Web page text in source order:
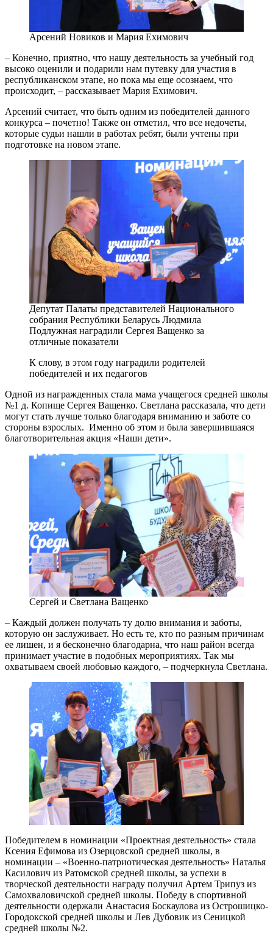
Арсений Новиков и Мария Ехимович
– Конечно, приятно, что нашу деятельность за учебный год
высоко оценили и подарили нам путевку для участия в
республиканском этапе, но пока мы еще осознаем, что
происходит, – рассказывает Мария Ехимович.
Арсений считает, что быть одним из победителей данного
конкурса – почетно! Также он отметил, что все недочеты,
которые судьи нашли в работах ребят, были учтены при
подготовке на новом этапе.
Депутат Палаты представителей Национального
собрания Республики Беларусь Людмила
Подлужная наградили Сергея Ващенко за
отличные показатели
К слову, в этом году наградили родителей
победителей и их педагогов
Одной из награжденных стала мама учащегося средней школы
№1 д. Копище Сергея Ващенко. Светлана рассказала, что дети
могут стать лучше только благодаря вниманию и заботе со
стороны взрослых. Именно об этом и была завершившаяся
благотворительная акция «Наши дети».
Сергей и Светлана Ващенко
– Каждый должен получать ту долю внимания и заботы,
которую он заслуживает. Но есть те, кто по разным причинам
ее лишен, и я бесконечно благодарна, что наш район всегда
принимает участие в подобных мероприятиях. Так мы
охватываем своей любовью каждого, – подчеркнула Светлана.
Победителем в номинации «Проектная деятельность» стала
Ксения Ефимова из Озерцовской средней школы, в
номинации – «Военно-патриотическая деятельность» Наталья
Касилович из Ратомской средней школы, за успехи в
творческой деятельности награду получил Артем Трипуз из
Самохваловичской средней школы. Победу в спортивной
деятельности одержали Анастасия Боскаулова из Острошицко-
Городокской средней школы и Лев Дубовик из Сеницкой
средней школы №2.